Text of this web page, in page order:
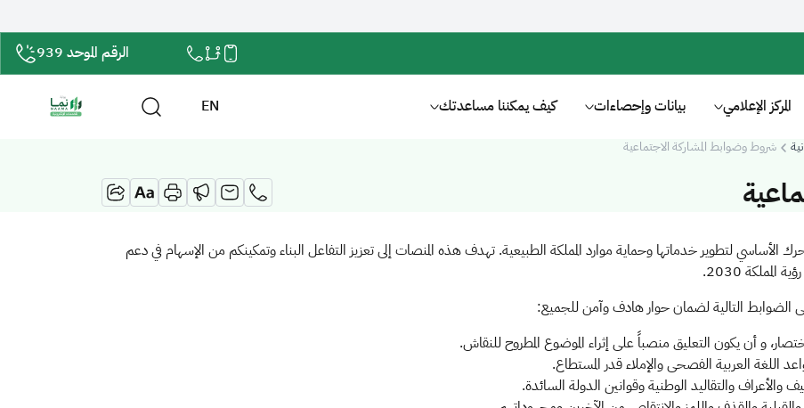
الرقم الموحد 939
المركز الإعلامي بيانات وإحصاءات كيف يمكننا مساعدتك EN
شروط وضوابط المشاركة الاجتماعية
الأساسي لتطوير خدماتها وحماية موارد المملكة الطبيعية. تهدف هذه المنصات​ إلى تعزيز التفاعل البناء وتمكينكم من الإسهام في دعم
2030.
الضوابط التالية لضمان حوار هادف وآمن للجميع:​
و أن يكون التعليق منصباً على إثراء الموضوع المطروح للنقاش.​
اللغة العربية الفصحى والإملاء قدر المستطاع.
والأعراف والتقاليد الوطنية وقوانين الدولة السائدة.